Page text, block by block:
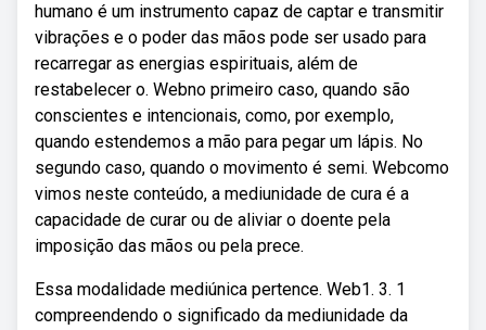
humano é um instrumento capaz de captar e transmitir
vibrações e o poder das mãos pode ser usado para
recarregar as energias espirituais, além de
restabelecer o. Webno primeiro caso, quando são
conscientes e intencionais, como, por exemplo,
quando estendemos a mão para pegar um lápis. No
segundo caso, quando o movimento é semi. Webcomo
vimos neste conteúdo, a mediunidade de cura é a
capacidade de curar ou de aliviar o doente pela
imposição das mãos ou pela prece.
Essa modalidade mediúnica pertence. Web1. 3. 1
compreendendo o significado da mediunidade da